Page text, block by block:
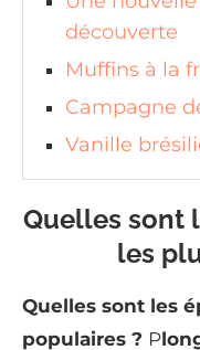
découverte
Muffins à la
Campagne
Vanille
Quelles sont
les
Quelles sont les
populaires ? P